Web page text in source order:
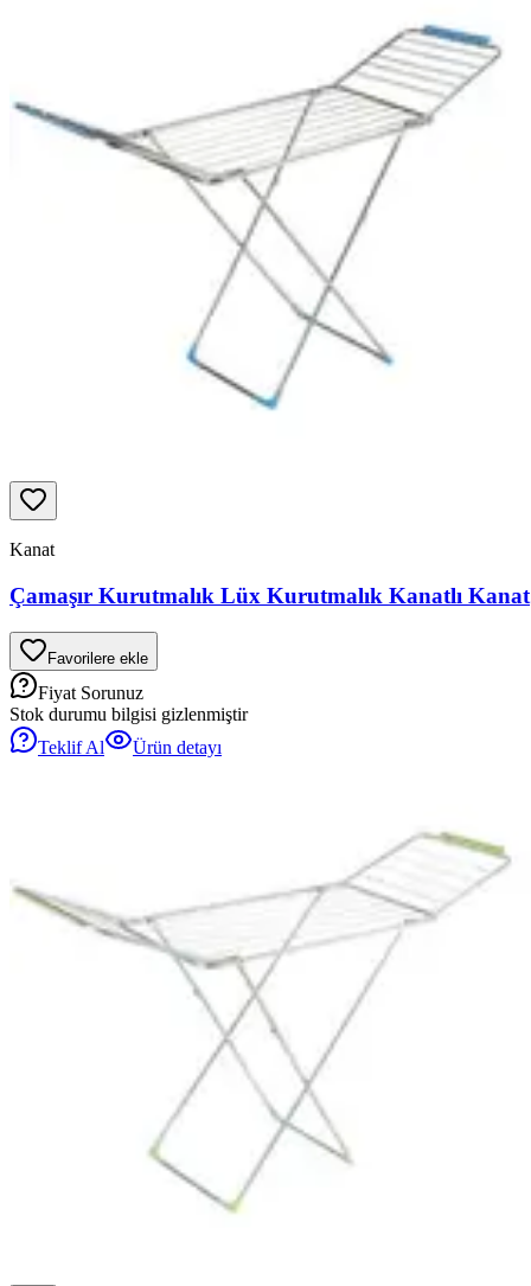
Kanat
Çamaşır Kurutmalık Lüx Kurutmalık Kanatlı Kanat
Favorilere ekle
Fiyat Sorunuz
Stok durumu bilgisi gizlenmiştir
Teklif Al
Ürün detayı